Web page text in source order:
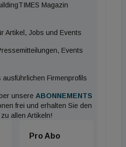
Bautechnikverein
eigenen Merkmalserver
Mitarbeiter mit der
der im September
wird. Neben
digital geschult werden.
Magazin
Artikel, Jobs und Events
Events
Firmenprofils
unsere ABONNEMENTS
frei und erhalten Sie den
allen Artikeln!
Pro Abo